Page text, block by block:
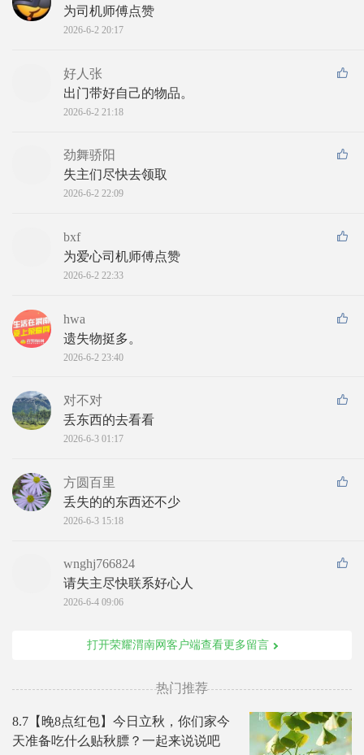
为司机师傅点赞
2026-6-2 20:17
好人张
出门带好自己的物品。
2026-6-2 21:18
劲舞骄阳
失主们尽快去领取
2026-6-2 22:09
bxf
为爱心司机师傅点赞
2026-6-2 22:33
hwa
遗失物挺多。
2026-6-2 23:40
对不对
丢东西的去看看
2026-6-3 01:17
方圆百里
丢失的的东西还不少
2026-6-3 15:18
wnghj766824
请失主尽快联系好心人
2026-6-4 09:06
打开荣耀渭南网客户端查看更多留言
热门推荐
8.7【晚8点红包】今日立秋，你们家今
天准备吃什么贴秋膘？一起来说说吧